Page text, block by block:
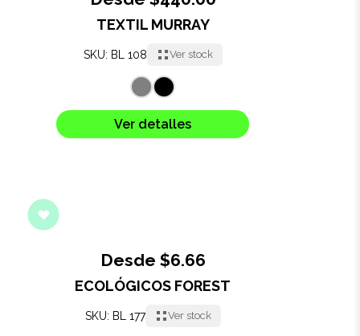
Tecnología
Llaveros
Herramientas
TEXTIL MURRAY
SKU: BL 108 Ver stock
Ver detalles
Desde $6.66
ECOLÓGICOS FOREST
SKU: BL 177 Ver stock